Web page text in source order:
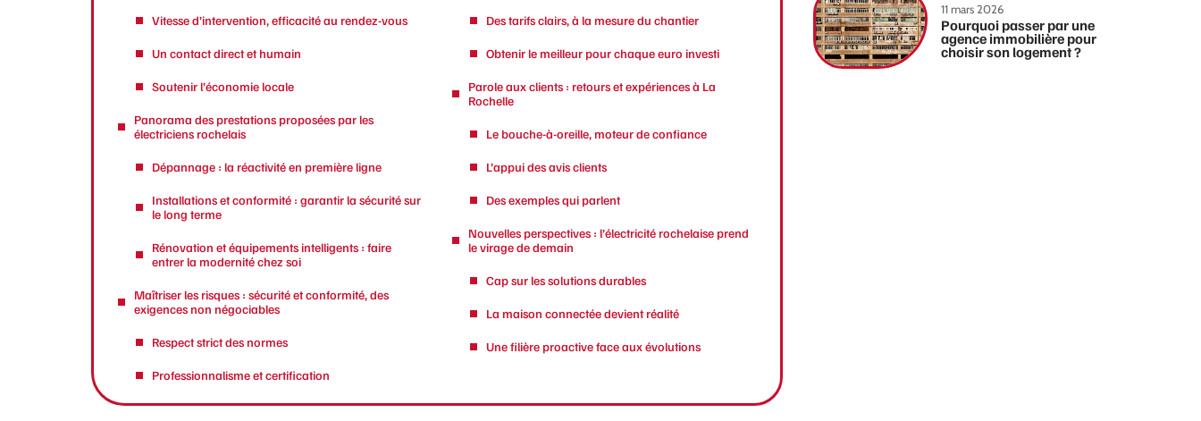
Vitesse d’intervention, efficacité au rendez-vous
Un contact direct et humain
Soutenir l’économie locale
Panorama des prestations proposées par les
électriciens rochelais
Dépannage : la réactivité en première ligne
Installations et conformité : garantir la sécurité sur
le long terme
Rénovation et équipements intelligents : faire
entrer la modernité chez soi
Maîtriser les risques : sécurité et conformité, des
exigences non négociables
Respect strict des normes
Professionnalisme et certification
Des tarifs clairs, à la mesure du chantier
Obtenir le meilleur pour chaque euro investi
Parole aux clients : retours et expériences à La
Rochelle
Le bouche-à-oreille, moteur de confiance
L’appui des avis clients
Des exemples qui parlent
Nouvelles perspectives : l’électricité rochelaise prend
le virage de demain
Cap sur les solutions durables
La maison connectée devient réalité
Une filière proactive face aux évolutions
11 mars 2026
Pourquoi passer par une
agence immobilière pour
choisir son logement ?